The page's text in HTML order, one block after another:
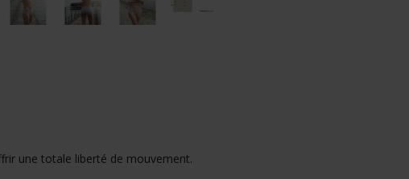
une totale liberté de mouvement.